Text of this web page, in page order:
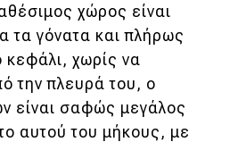
χώρος είναι
τα γόνατα και πλήρως
κεφάλι, χωρίς να
την πλευρά του, ο
είναι σαφώς μεγάλος
αυτού του μήκους, με